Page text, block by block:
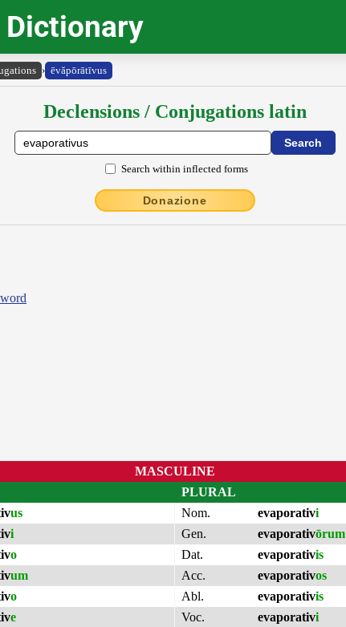
Dictionary
› ēvăpōrātīvus
Declensions / Conjugations latin
Search within inflected forms
Donazione
MASCULINE
us
i
o
um
o
e
PLURAL
Nom.
evaporativi
Gen.
evaporativōrum
Dat.
evaporativis
Acc.
evaporativos
Abl.
evaporativis
Voc.
evaporativi